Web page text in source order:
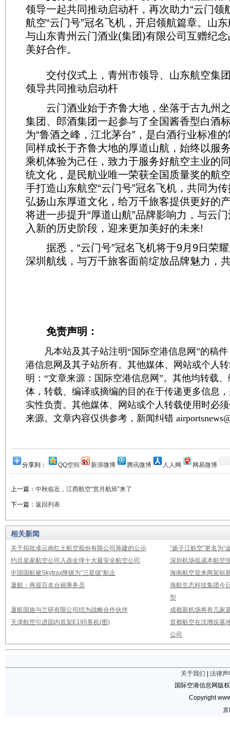
领导一起共同推动启动杆，再次助力“云门领
航空“云门号”冠名飞机，开启领航篇章。山
与山东青州云门酒业(集团)有限公司互赠纪
美好合作。
交付仪式上，青州市领导、山东航空集
领导共同推动启动杆
云门酒业始于齐鲁大地，坐落于古九州
集团、郎酒集团一起参与了全国酱香型白酒
为“鲁酒之峰，江北茅台”，是白酒行业标准
同样成长于齐鲁大地的厚道山航，始终以服
乘机体验为己任，致力于服务好航空主业的
统文化，是民航业唯一荣获全国质量奖的航
手打造山东航空“云门号”冠名飞机，共同为
弘扬山东厚道文化，给万千旅客提供更好的
将进一步提升“厚道山航”品牌影响力，与云
入新的历史阶段，迎来更加美好的未来!
据悉，“云门号”冠名飞机将于9月9日荣耀
深圳航线，与万千旅客面前绽放品牌魅力，
免责声明：
凡本站及其子站注明“国际空港信息网”的稿件
港信息网及其子站所有。其他媒体、网站或个人
明：“文章来源：国际空港信息网”。其他均转载
体，转载、编译或摘编的目的在于传递更多信息
实性负责。其他媒体、网站或个人转载使用时必
来源。文章内容仅供参考，新闻纠错
分享到： QQ空间 新浪微博 腾讯微博 人人网 网易微博
上一篇： 中秋临近，江西航空“赏月航班”来了
下一篇： 返回列表
相关新闻
关于拟批准云南红土航空股份有限公司筹建的公示
“扬子江航空”更名为“
约旦皇家航空公司入选全球十大最安全航空公司
深圳机场低成本航空
中国国航被Skytrax降级为“三星级”航企
海南航空迎来两架崭
厦航：再迎百名台籍乘务员
海航生态科技集团今
型
厦航国旅与兰研有限公司结为战略合作伙伴
成都新机场将有几家
天津航空引进国内首架E195客机(图)
首都航空在沈增设基
公司
关于我们
法律声
国际空港信息网版
Copyright